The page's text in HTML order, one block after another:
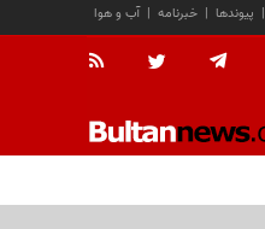
آب و هوا | خبرنامه | پیوندها |